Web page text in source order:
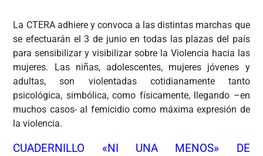
La CTERA adhiere y convoca a las distintas marchas que
se efectuarán el 3 de junio en todas las plazas del país
para sensibilizar y visibilizar sobre la Violencia hacia las
mujeres. Las niñas, adolescentes, mujeres jóvenes y
adultas, son violentadas cotidianamente tanto
psicológica, simbólica, como físicamente, llegando –en
muchos casos- al femicidio como máxima expresión de
la violencia.
CUADERNILLO «NI UNA MENOS» DE